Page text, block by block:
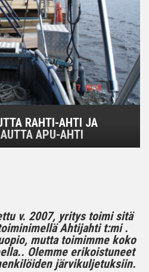
RAHTI-AHTI JA
APU-AHTI
v. 2007, yritys toimi sitä
Ahtijahti t:mi .
mutta toimimme koko
Olemme erikoistuneet
järvikuljetuksiin.